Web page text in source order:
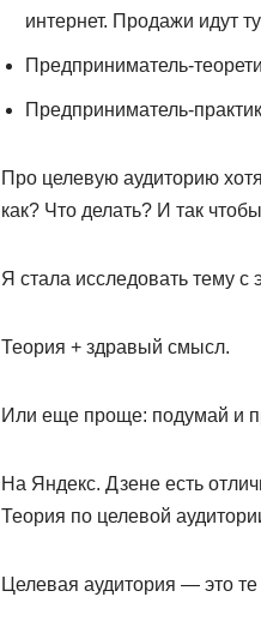
интернет. Продажи идут
Предприниматель-
Предприниматель-
Про целевую аудиторию
как? Что делать? И так
Я стала исследовать тему
Теория + здравый смысл.
Или еще проще: подумай и
На Яндекс. Дзене есть
Теория по целевой
Целевая аудитория — это